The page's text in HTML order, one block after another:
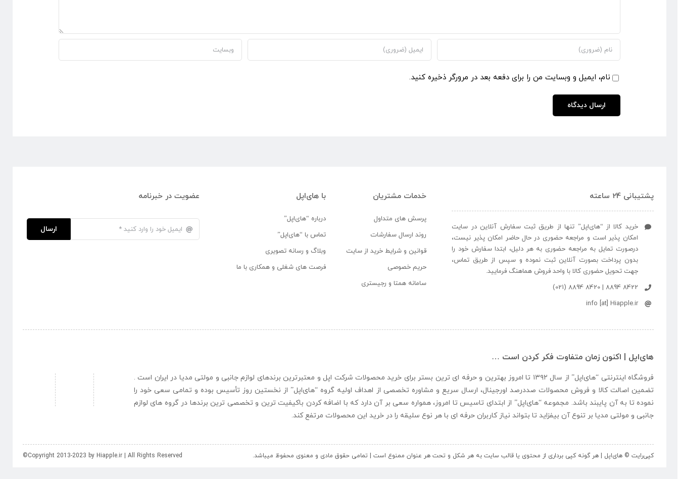
نام، ایمیل و وبسایت من را برای دفعه بعد در مرورگر ذخیره کنید.
پشتیبانی 24 ساعته
خرید کالا از “های‌اپل” تنها از طریق ثبت سفارش آنلاین در سایت
امکان پذیر است و مراجعه حضوری در حال حاضر امکان پذیر نیست،
درصورت تمایل به مراجعه حضوری به هر دلیل، ابتدا سفارش خود را
بدون پرداخت بصورت آنلاین ثبت نموده و سپس از طریق تماس،
جهت تحویل حضوری کالا با واحد فروش هماهنگ فرمایید.
8422 8894 | 8420 8894 (021)
info [at] Hiapple.ir
خدمات مشتریان
پرسش های متداول
روند ارسال سفارشات
قوانین و شرایط خرید از سایت
حریم خصوصی
سامانه همتا و رجیستری
با های‌اپل
درباره “های‌اپل”
تماس با “های‌اپل”
وبلاگ و رسانه تصویری
فرصت های شغلی و همکاری با ما
عضویت در خبرنامه
ارسال
های‌اپل | اکنون زمان متفاوت فکر کردن است …
فروشگاه اینترنتی “های‌اپل
” از سال ۱۳۹۲ تا امروز بهترین و حرفه ای ترین بستر برای خرید محصولات شرکت اپل و معتبرترین برندهای لوازم جانبی و مولتی مدیا در ایران است .
تضمین اصالت کالا و فروش محصولات صددرصد اورجینال، ارسال سریع و مشاوره تخصصی از اهداف اولیه گروه “های‌اپل” از نخستین روز تأسیس بوده و تمامی سعی خود را
نموده تا به آن پایبند باشد. مجموعه “های‌اپل” از ابتدای تاسیس تا امروز، همواره سعی بر آن دارد که با اضافه کردن باکیفیت ترین و تخصصی ترین برندها در گروه های لوازم
جانبی و مولتی مدیا بر تنوع آن بیفزاید تا بتواند نیاز کاربران حرفه ای با هر نوع سلیقه را در خرید این محصولات مرتفع کند.
کپی‌رایت © های‌اپل | هر گونه کپی برداری از محتوی یا قالب سایت به هر شکل و تحت هر عنوان ممنوع است | تمامی حقوق مادی و معنوی محفوظ میباشد. ©Copyright 2013-2023 by Hiapple.ir | All Rights Reserved